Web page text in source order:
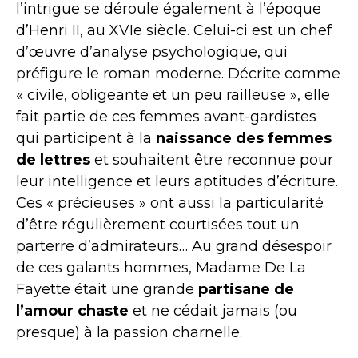
l’intrigue se déroule également à l’époque
d’Henri II, au XVIe siècle. Celui-ci est un chef
d’œuvre d’analyse psychologique, qui
préfigure le roman moderne. Décrite comme
« civile, obligeante et un peu railleuse », elle
fait partie de ces femmes avant-gardistes
qui participent à la naissance des femmes
de lettres et souhaitent être reconnue pour
leur intelligence et leurs aptitudes d’écriture.
Ces « précieuses » ont aussi la particularité
d’être régulièrement courtisées tout un
parterre d’admirateurs… Au grand désespoir
de ces galants hommes, Madame De La
Fayette était une grande partisane de
l’amour chaste et ne cédait jamais (ou
presque) à la passion charnelle.